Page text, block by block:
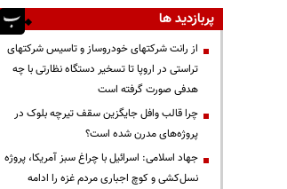
پربازدید ها
از رانت‌ شرکتهای خودروساز و تاسیس شرکتهای
تراستی در اروپا تا تسخیر دستگاه نظارتی با چه
هدفی صورت گرفته است
چرا قالب وافل جایگزین سقف تیرچه بلوک در
پروژه‌های مدرن شده است؟
جهاد اسلامی: اسرائیل با چراغ سبز آمریکا، پروژه
نسل‌کشی و کوچ اجباری مردم غزه را ادامه